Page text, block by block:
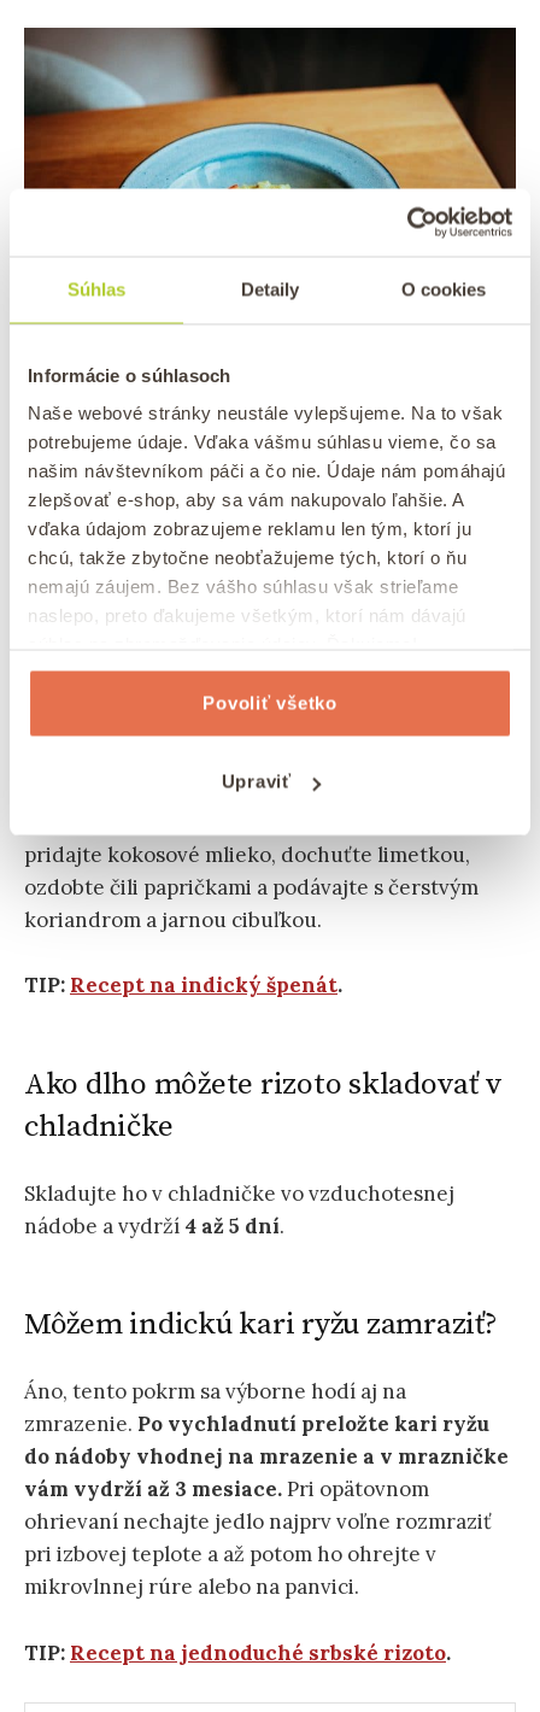
Súhlas Detaily O cookies
Informácie o súhlasoch
Naše webové stránky neustále vylepšujeme. Na to však
potrebujeme údaje. Vďaka vášmu súhlasu vieme, čo sa
našim návštevníkom páči a čo nie. Údaje nám pomáhajú
zlepšovať e-shop, aby sa vám nakupovalo ľahšie. A
vďaka údajom zobrazujeme reklamu len tým, ktorí ju
chcú, takže zbytočne neobťažujeme tých, ktorí o ňu
nemajú záujem. Bez vášho súhlasu však strieľame
naslepo, preto ďakujeme všetkým, ktorí nám dávajú
Povoliť všetko
Upraviť
Indická kari ryža.
Ako pripraviť indickú kari ryžu bez
tlakového hrnca
Postupujte rovnako ako pri príprave klasického
rizota. Najskôr orestujte rímsku rascu, potom
Potom pridajte ryžu a postupne do nej prilievajte
Keď je ryža takmer uvarená, pridajte zeleninu a
pridajte kokosové mlieko, dochuťte limetkou,
ozdobte čili papričkami a podávajte s čerstvým
koriandrom a jarnou cibuľkou.
TIP: Recept na indický špenát.
Ako dlho môžete rizoto skladovať v
chladničke
Skladujte ho v chladničke vo vzduchotesnej
nádobe a vydrží 4 až 5 dní.
Môžem indickú kari ryžu zamraziť?
Áno, tento pokrm sa výborne hodí aj na
zmrazenie. Po vychladnutí preložte kari ryžu
do nádoby vhodnej na mrazenie a v mrazničke
vám vydrží až 3 mesiace.Pri opätovnom
ohrievaní nechajte jedlo najprv voľne rozmraziť
pri izbovej teplote a až potom ho ohrejte v
mikrovlnnej rúre alebo na panvici.
TIP: Recept na jednoduché srbské rizoto.